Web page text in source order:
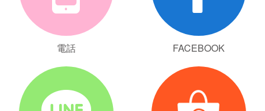
電話 FACEBOOK